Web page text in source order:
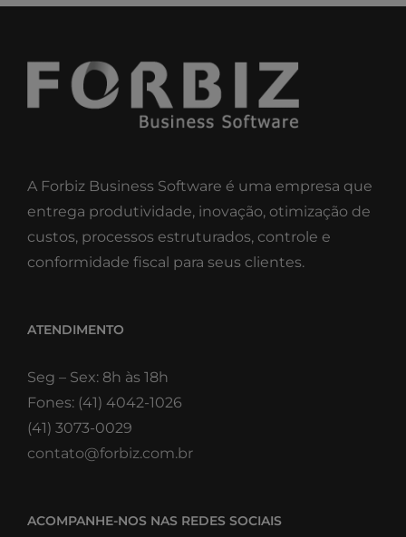
A Forbiz Business Software é uma empresa que
entrega produtividade, inovação, otimização de
custos, processos estruturados, controle e
conformidade fiscal para seus clientes.
ATENDIMENTO
Seg – Sex: 8h às 18h
Fones: (41) 4042-1026
(41) 3073-0029
contato@forbiz.com.br
ACOMPANHE-NOS NAS REDES SOCIAIS